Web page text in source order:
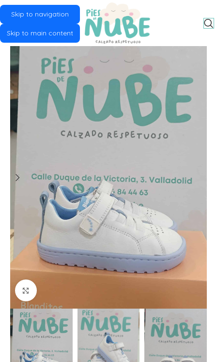
Skip to navigation
Skip to main content
Click to enlarge